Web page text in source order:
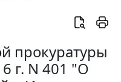
прокуратуры
г. N 401 "О